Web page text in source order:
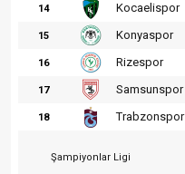
14 Kocaelispor
15 Konyaspor
16 Rizespor
17 Samsunspor
18 Trabzonspor
Şampiyonlar Ligi